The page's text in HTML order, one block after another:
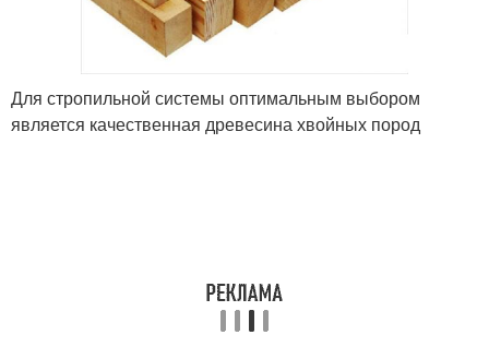
Для стропильной системы оптимальным выбором
является качественная древесина хвойных пород